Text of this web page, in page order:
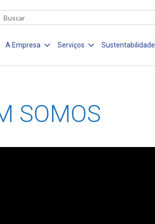
A Empresa Serviços Sustentabilidade
SOMOS